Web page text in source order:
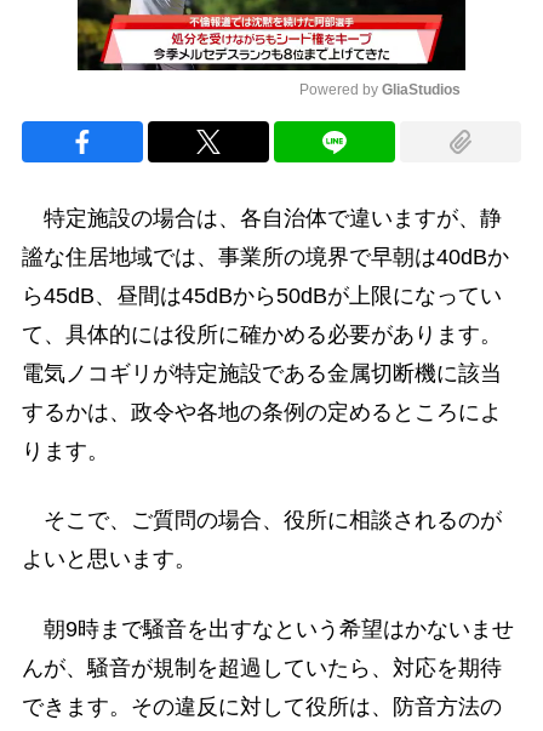
Powered by GliaStudios
特定施設の場合は、各自治体で違いますが、静
謐な住居地域では、事業所の境界で早朝は40dBか
ら45dB、昼間は45dBから50dBが上限になってい
て、具体的には役所に確かめる必要があります。
電気ノコギリが特定施設である金属切断機に該当
するかは、政令や各地の条例の定めるところによ
ります。
そこで、ご質問の場合、役所に相談されるのが
よいと思います。
朝9時まで騒音を出すなという希望はかないませ
んが、騒音が規制を超過していたら、対応を期待
できます。その違反に対して役所は、防音方法の